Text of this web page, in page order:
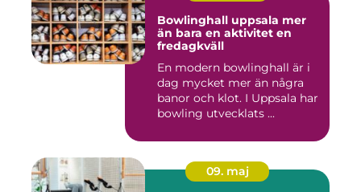
Bowlinghall uppsala mer
än bara en aktivitet en
fredagkväll
En modern bowlinghall är i
dag mycket mer än några
banor och klot. I Uppsala har
bowling utvecklats ...
09. maj